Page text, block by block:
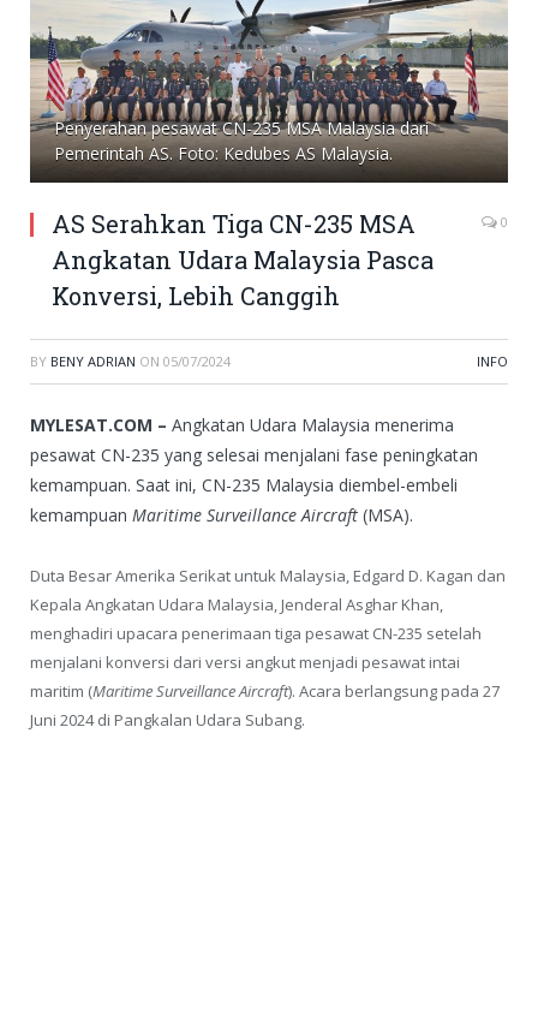
Penyerahan pesawat CN-235 MSA Malaysia dari
Pemerintah AS. Foto: Kedubes AS Malaysia.
AS Serahkan Tiga CN-235 MSA
Angkatan Udara Malaysia Pasca
Konversi, Lebih Canggih
0
BY BENY ADRIAN ON 05/07/2024 INFO
MYLESAT.COM – Angkatan Udara Malaysia menerima
pesawat CN-235 yang selesai menjalani fase peningkatan
kemampuan. Saat ini, CN-235 Malaysia diembel-embeli
kemampuan Maritime Surveillance Aircraft (MSA).
Duta Besar Amerika Serikat untuk Malaysia, Edgard D. Kagan dan
Kepala Angkatan Udara Malaysia, Jenderal Asghar Khan,
menghadiri upacara penerimaan tiga pesawat CN-235 setelah
menjalani konversi dari versi angkut menjadi pesawat intai
maritim (Maritime Surveillance Aircraft). Acara berlangsung pada 27
Juni 2024 di Pangkalan Udara Subang.